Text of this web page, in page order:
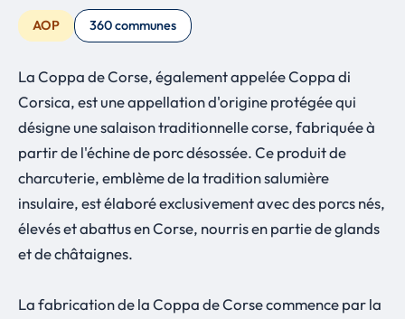
AOP 360 communes
La Coppa de Corse, également appelée Coppa di
Corsica, est une appellation d'origine protégée qui
désigne une salaison traditionnelle corse, fabriquée à
partir de l'échine de porc désossée. Ce produit de
charcuterie, emblème de la tradition salumière
insulaire, est élaboré exclusivement avec des porcs nés,
élevés et abattus en Corse, nourris en partie de glands
et de châtaignes.
La fabrication de la Coppa de Corse commence par la